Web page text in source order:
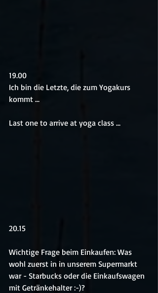
19.00
Ich bin die Letzte, die zum Yogakurs
kommt ...
Last one to arrive at yoga class ...
20.15
Wichtige Frage beim Einkaufen: Was
wohl zuerst in in unserem Supermarkt
war - Starbucks oder die Einkaufswagen
mit Getränkehalter :-)?